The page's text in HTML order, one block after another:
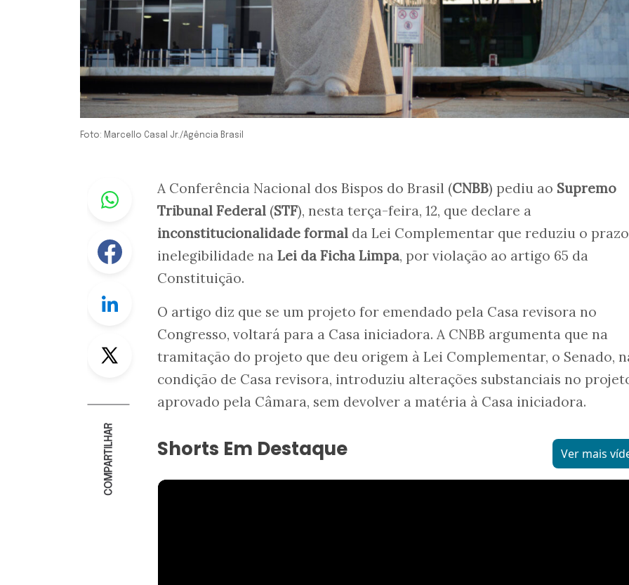
Foto: Marcello Casal Jr./Agência Brasil
Whastapp
Facebook
Twitter
COMPARTILHAR
A Conferência Nacional dos Bispos do Brasil (CNBB) pediu ao Supremo
Tribunal Federal (STF), nesta terça-feira, 12, que declare a
inconstitucionalidade formal da Lei Complementar que reduziu o
inelegibilidade na Lei da Ficha Limpa, por violação ao artigo 65 da
Constituição.
O artigo diz que se um projeto for emendado pela Casa revisora no
Congresso, voltará para a Casa iniciadora. A CNBB argumenta que na
tramitação do projeto que deu origem à Lei Complementar, o Senado,
condição de Casa revisora, introduziu alterações substanciais no
aprovado pela Câmara, sem devolver a matéria à Casa iniciadora.
Shorts Em Destaque Ver mais